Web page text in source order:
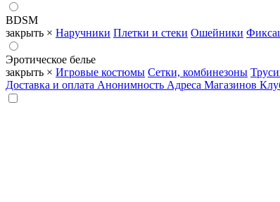
BDSM
закрыть × Наручники Плетки и стеки Ошейники
Эротическое белье
закрыть × Игровые костюмы Сетки, комбинезоны
Доставка и оплата Анонимность Адреса Магазинов